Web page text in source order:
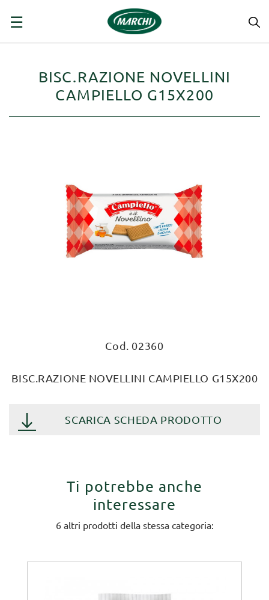
navigazione
☰
BISC.RAZIONE NOVELLINI
CAMPIELLO G15X200
Cod. 02360
BISC.RAZIONE NOVELLINI CAMPIELLO G15X200
SCARICA SCHEDA PRODOTTO
Ti potrebbe anche
interessare
6 altri prodotti della stessa categoria: